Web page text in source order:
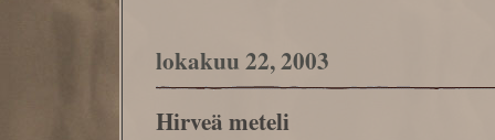
lokakuu 22, 2003
Hirveä meteli